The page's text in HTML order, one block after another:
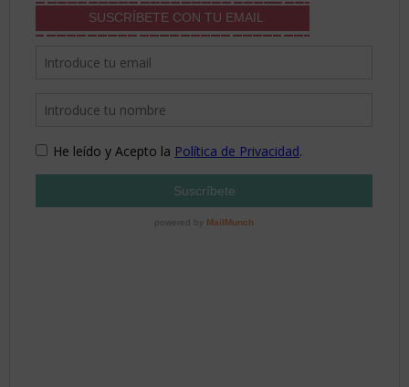
SUSCRÍBETE CON TU EMAIL